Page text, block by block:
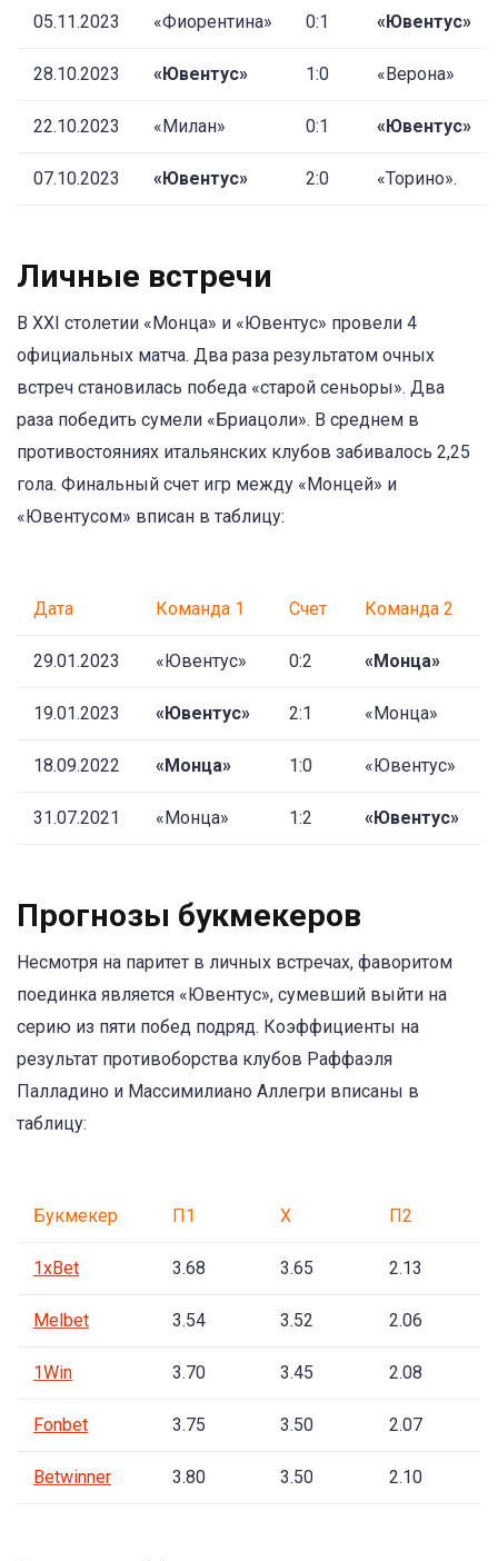
05.11.2023 «Фиорентина» 0:1 «Ювентус»
28.10.2023 «Ювентус» 1:0 «Верона»
22.10.2023 «Милан» 0:1 «Ювентус»
07.10.2023 «Ювентус» 2:0 «Торино».
Личные встречи
В XXI столетии «Монца» и «Ювентус» провели 4
официальных матча. Два раза результатом очных
встреч становилась победа «старой сеньоры». Два
раза победить сумели «Бриацоли». В среднем в
противостояниях итальянских клубов забивалось 2,25
гола. Финальный счет игр между «Монцей» и
«Ювентусом» вписан в таблицу:
Дата Команда 1 Счет Команда 2
29.01.2023 «Ювентус» 0:2 «Монца»
19.01.2023 «Ювентус» 2:1 «Монца»
18.09.2022 «Монца» 1:0 «Ювентус»
31.07.2021 «Монца» 1:2 «Ювентус»
Прогнозы букмекеров
Несмотря на паритет в личных встречах, фаворитом
поединка является «Ювентус», сумевший выйти на
серию из пяти побед подряд. Коэффициенты на
результат противоборства клубов Раффаэля
Палладино и Массимилиано Аллегри вписаны в
таблицу:
Букмекер П1 Х П2
1xBet 3.68 3.65 2.13
Melbet 3.54 3.52 2.06
1Win 3.70 3.45 2.08
Fonbet 3.75 3.50 2.07
Betwinner 3.80 3.50 2.10